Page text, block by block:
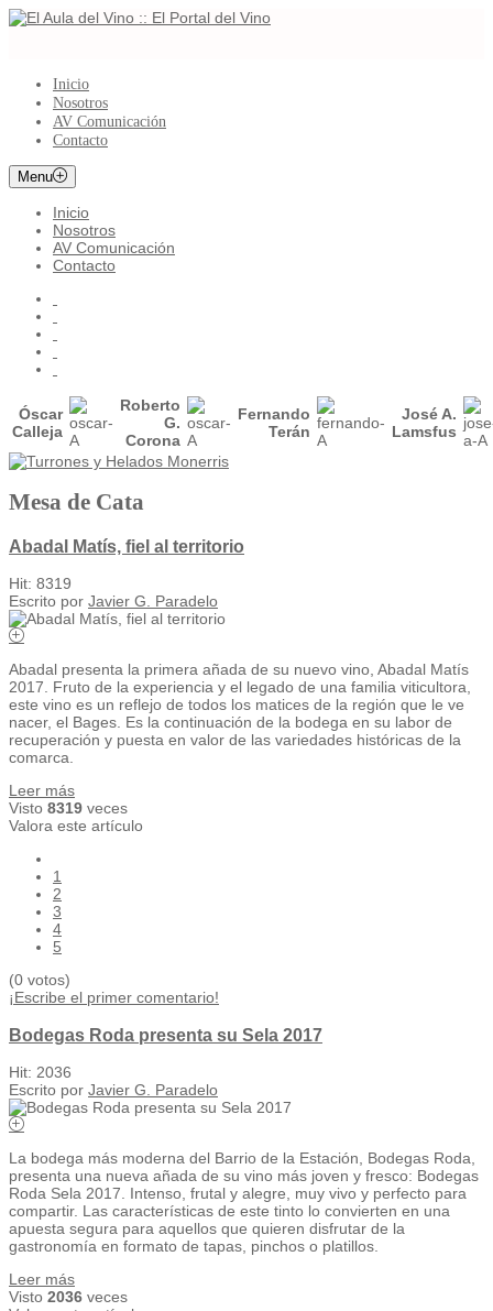
Inicio
Nosotros
AV Comunicación
Contacto
Menu
Inicio
Nosotros
AV Comunicación
Contacto
Óscar
Calleja
Roberto
G.
Corona
Fernando
Terán
José A.
Lamsfus
Mesa de Cata
Abadal Matís, fiel al territorio
Hit: 8319
Escrito por Javier G. Paradelo
Abadal presenta la primera añada de su nuevo vino, Abadal Matís
2017. Fruto de la experiencia y el legado de una familia viticultora,
este vino es un reflejo de todos los matices de la región que le ve
nacer, el Bages. Es la continuación de la bodega en su labor de
recuperación y puesta en valor de las variedades históricas de la
comarca.
Leer más
Visto 8319 veces
Valora este artículo
1
2
3
4
5
(0 votos)
¡Escribe el primer comentario!
Bodegas Roda presenta su Sela 2017
Hit: 2036
Escrito por Javier G. Paradelo
La bodega más moderna del Barrio de la Estación, Bodegas Roda,
presenta una nueva añada de su vino más joven y fresco: Bodegas
Roda Sela 2017. Intenso, frutal y alegre, muy vivo y perfecto para
compartir. Las características de este tinto lo convierten en una
apuesta segura para aquellos que quieren disfrutar de la
gastronomía en formato de tapas, pinchos o platillos.
Leer más
Visto 2036 veces